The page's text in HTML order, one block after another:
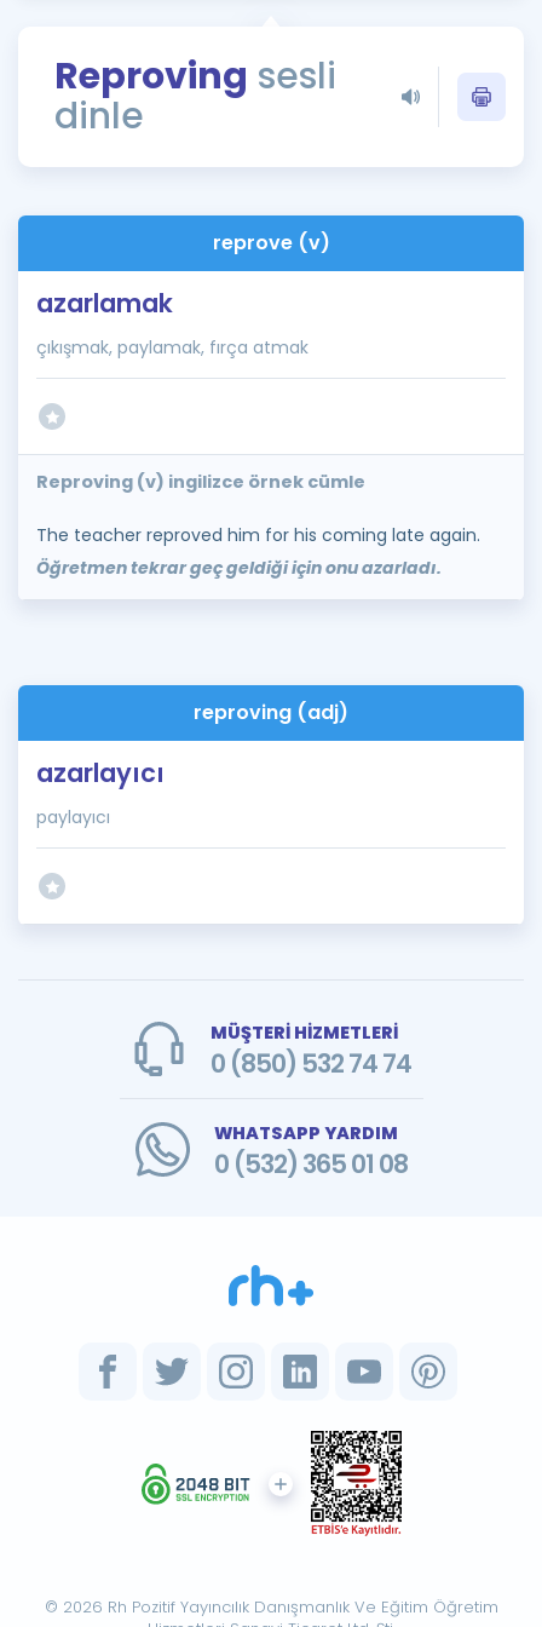
Rehberlik Aracı
ÖSYM Sınav Takvimi
İngilizce Gramer
Reproving sesli
dinle
reprove (v)
azarlamak
çıkışmak, paylamak, fırça atmak
Reproving (v) ingilizce örnek cümle
The teacher reproved him for his coming late again.
Öğretmen tekrar geç geldiği için onu azarladı.
reproving (adj)
azarlayıcı
paylayıcı
MÜŞTERİ HİZMETLERİ
0 (850) 532 74 74
WHATSAPP YARDIM
0 (532) 365 01 08
© 2026 Rh Pozitif Yayıncılık Danışmanlık Ve Eğitim Öğretim